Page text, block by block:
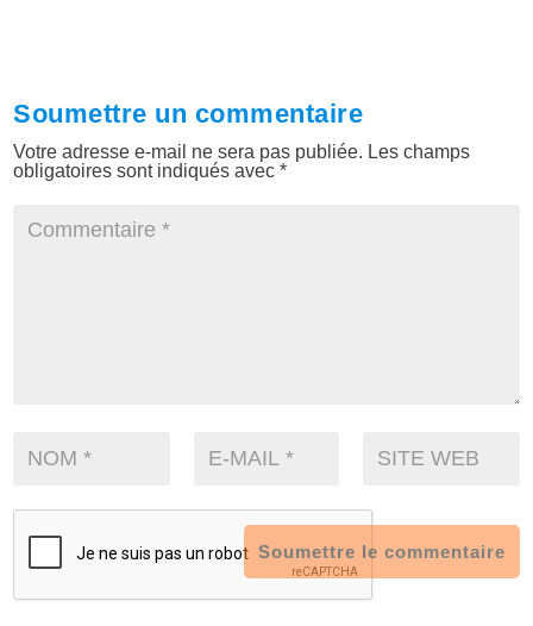
Soumettre un commentaire
Votre adresse e-mail ne sera pas publiée. Les champs
obligatoires sont indiqués avec*
Soumettre le commentaire